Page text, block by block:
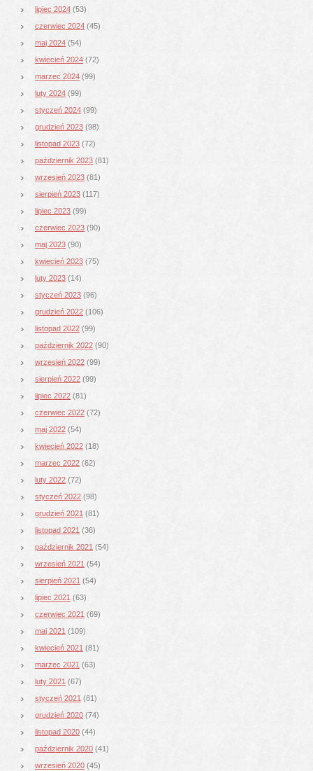
lipiec 2024 (53)
czerwiec 2024 (45)
maj 2024 (54)
kwiecień 2024 (72)
marzec 2024 (99)
luty 2024 (99)
styczeń 2024 (99)
grudzień 2023 (98)
listopad 2023 (72)
październik 2023 (81)
wrzesień 2023 (81)
sierpień 2023 (117)
lipiec 2023 (99)
czerwiec 2023 (90)
maj 2023 (90)
kwiecień 2023 (75)
luty 2023 (14)
styczeń 2023 (96)
grudzień 2022 (106)
listopad 2022 (99)
październik 2022 (90)
wrzesień 2022 (99)
sierpień 2022 (99)
lipiec 2022 (81)
czerwiec 2022 (72)
maj 2022 (54)
kwiecień 2022 (18)
marzec 2022 (62)
luty 2022 (72)
styczeń 2022 (98)
grudzień 2021 (81)
listopad 2021 (36)
październik 2021 (54)
wrzesień 2021 (54)
sierpień 2021 (54)
lipiec 2021 (63)
czerwiec 2021 (69)
maj 2021 (109)
kwiecień 2021 (81)
marzec 2021 (63)
luty 2021 (67)
styczeń 2021 (81)
grudzień 2020 (74)
listopad 2020 (44)
październik 2020 (41)
wrzesień 2020 (45)